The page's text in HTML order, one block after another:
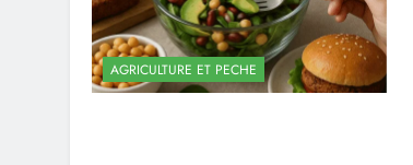
AGRICULTURE ET PECHE